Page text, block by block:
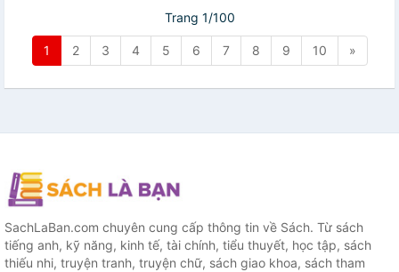
Trang 1/100
1 2 3 4 5 6 7 8 9 10 »
SachLaBan.com chuyên cung cấp thông tin về Sách. Từ sách
tiếng anh, kỹ năng, kinh tế, tài chính, tiểu thuyết, học tập, sách
thiếu nhi, truyện tranh, truyện chữ, sách giao khoa, sách tham